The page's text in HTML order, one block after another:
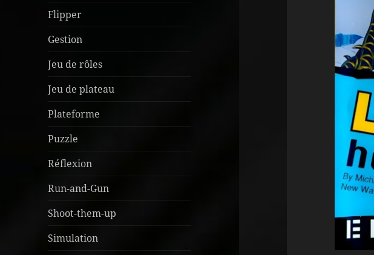
Flipper
Gestion
Jeu de rôles
Jeu de plateau
Plateforme
Puzzle
Réflexion
Run-and-Gun
Shoot-them-up
Simulation